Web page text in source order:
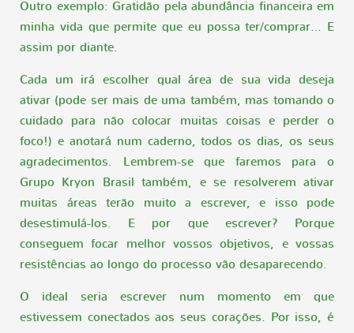
Outro exemplo: Gratidão pela abundância financeira em
minha vida que permite que eu possa ter/comprar… E
assim por diante.
Cada um irá escolher qual área de sua vida deseja
ativar (pode ser mais de uma também, mas tomando o
cuidado para não colocar muitas coisas e perder o
foco!) e anotará num caderno, todos os dias, os seus
agradecimentos. Lembrem-se que faremos para o
Grupo Kryon Brasil também, e se resolverem ativar
muitas áreas terão muito a escrever, e isso pode
desestimulá-los. E por que escrever? Porque
conseguem focar melhor vossos objetivos, e vossas
resistências ao longo do processo vão desaparecendo.
O ideal seria escrever num momento em que
estivessem conectados aos seus corações. Por isso, é